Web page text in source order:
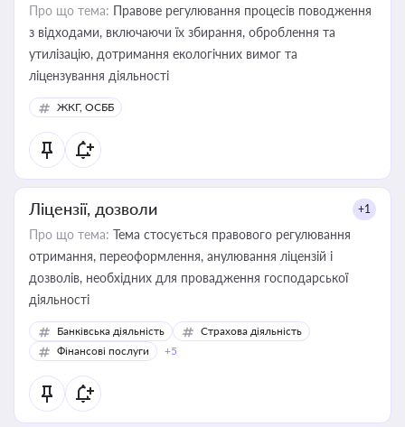
Про що тема: Правове регулювання процесів поводження
з відходами, включаючи їх збирання, оброблення та
утилізацію, дотримання екологічних вимог та
ліцензування діяльності
ЖКГ, ОСББ
Ліцензії, дозволи +1
Про що тема: Тема стосується правового регулювання
отримання, переоформлення, анулювання ліцензій і
дозволів, необхідних для провадження господарської
діяльності
Банківська діяльність
Страхова діяльність
Фінансові послуги
+5